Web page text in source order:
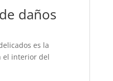
daños
es la
el interior del